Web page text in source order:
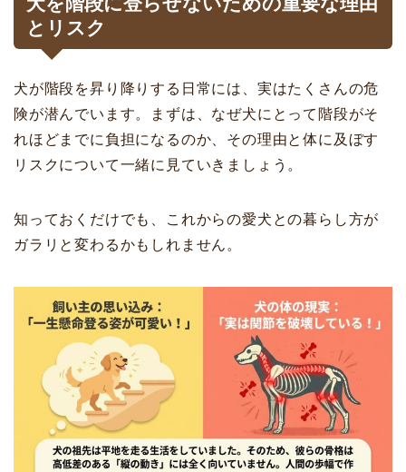
とリスク
犬が階段を昇り降りする日常には、実はたくさんの危
険が潜んでいます。まずは、なぜ犬にとって階段がそ
れほどまでに負担になるのか、その理由と体に及ぼす
リスクについて一緒に見ていきましょう。
知っておくだけでも、これからの愛犬との暮らし方が
ガラリと変わるかもしれません。